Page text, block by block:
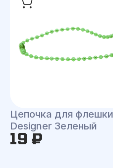
Цепочка для флешки
Designer Зеленый
19 ₽